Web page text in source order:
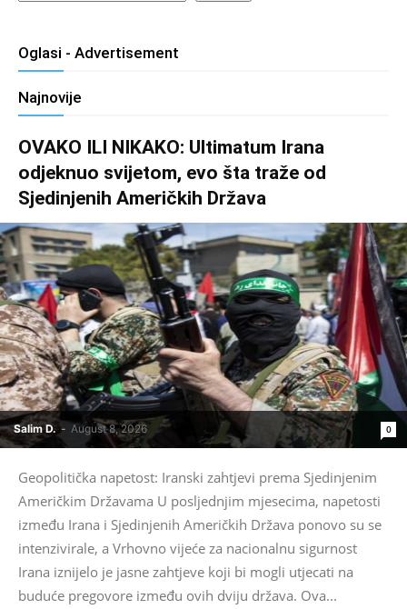
Oglasi - Advertisement
Najnovije
OVAKO ILI NIKAKO: Ultimatum Irana
odjeknuo svijetom, evo šta traže od
Sjedinjenih Američkih Država
Salim D. - August 8, 2026 0
Geopolitička napetost: Iranski zahtjevi prema Sjedinjenim
Američkim Državama U posljednjim mjesecima, napetosti
između Irana i Sjedinjenih Američkih Država ponovo su se
intenzivirale, a Vrhovno vijeće za nacionalnu sigurnost
Irana iznijelo je jasne zahtjeve koji bi mogli utjecati na
buduće pregovore između ovih dviju država. Ova...